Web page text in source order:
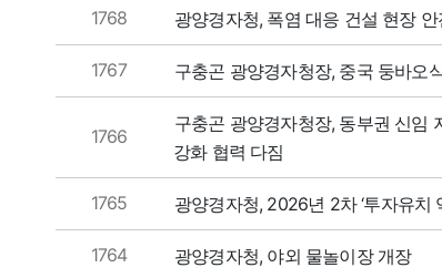
1768 광양경자청, 폭염 대응 건설 현장 안
1767 구충곤 광양경자청장, 중국 둥바오
1766
구충곤 광양경자청장, 동부권 신임
강화 협력 다짐
1765 광양경자청, 2026년 2차 ‘투자유치
1764 광양경자청, 야외 물놀이장 개장